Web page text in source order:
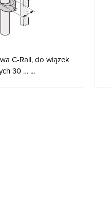
C-Rail, do wiązek
30 … ...